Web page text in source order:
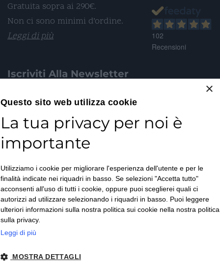
Gratuita sopra ai 290€.
Non ci sono minimi d’ordine.
Leggi di più
Iscriviti Alla Newsletter
Email*
Privacy Policy*
ISCRIVITI
102
Recensioni
×
Questo sito web utilizza cookie
La tua privacy per noi è
importante
Utilizziamo i cookie per migliorare l'esperienza dell'utente e per le
finalità indicate nei riquadri in basso. Se selezioni "Accetta tutto"
acconsenti all'uso di tutti i cookie, oppure puoi sceglierei quali ci
autorizzi ad utilizzare selezionando i riquadri in basso. Puoi leggere
ulteriori informazioni sulla nostra politica sui cookie nella nostra politica
sulla privacy.
Leggi di più
MOSTRA DETTAGLI